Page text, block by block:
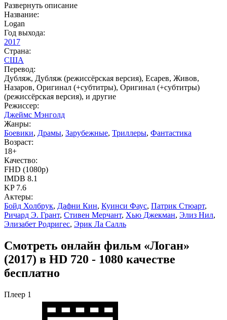
Развернуть описание
Название:
Logan
Год выхода:
2017
Страна:
США
Перевод:
Дубляж, Дубляж (режиссёрская версия), Есарев, Живов,
Назаров, Оригинал (+субтитры), Оригинал (+субтитры)
(режиссёрская версия), и другие
Режиссер:
Джеймс Мэнголд
Жанры:
Боевики, Драмы, Зарубежные, Триллеры, Фантастика
Возраст:
18+
Качество:
FHD (1080p)
IMDB 8.1
KP7.6
Актеры:
Бойд Холбрук, Дафни Кин, Куинси Фаус, Патрик Стюарт,
Ричард Э. Грант, Стивен Мерчант, Хью Джекман, Элиз Нил,
Элизабет Родригес, Эрик Ла Салль
Смотреть онлайн фильм «Логан»
(2017) в HD 720 - 1080 качестве
бесплатно
Плеер 1